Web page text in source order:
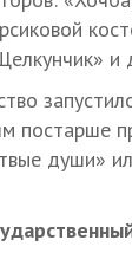
и
постарше
души»